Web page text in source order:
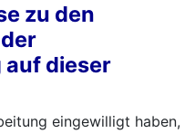
zu den
dieser
eingewilligt haben,